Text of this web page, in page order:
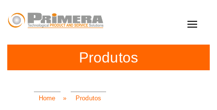
Toggle
Produtos
Home » Produtos